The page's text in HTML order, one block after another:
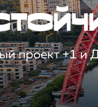
проект +1 и